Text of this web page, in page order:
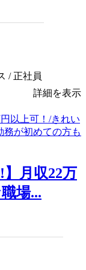
/ 正社員
詳細を表示
】月収22万
場...